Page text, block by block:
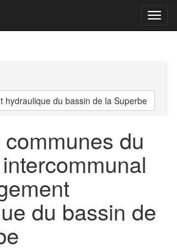
Menu
hydraulique du bassin de la Superbe
du
du bassin de